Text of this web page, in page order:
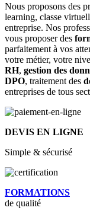
Nous proposons des
learning, classe
entreprise. Nos
vous proposer des
parfaitement à vos
votre métier, votre
RH, gestion des
DPO, traitement des
entreprises de tous
DEVIS EN LIGNE
Simple & sécurisé
FORMATIONS
de qualité